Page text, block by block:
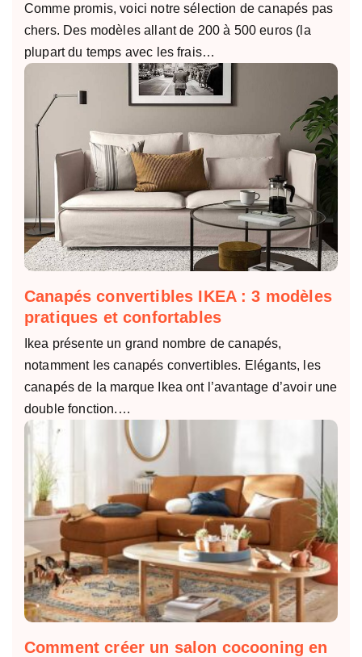
Comme promis, voici notre sélection de canapés pas
chers. Des modèles allant de 200 à 500 euros (la
plupart du temps avec les frais…
Canapés convertibles IKEA : 3 modèles
pratiques et confortables
Ikea présente un grand nombre de canapés,
notamment les canapés convertibles. Elégants, les
canapés de la marque Ikea ont l’avantage d’avoir une
double fonction.…
Comment créer un salon cocooning en